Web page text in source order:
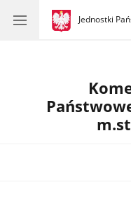
gov.pl
Jednostki
gov.pl
Jednostki